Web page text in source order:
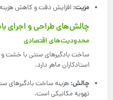
مزیت: افزایش دقت و کاهش
چالش‌های طراحی و اجرای
محدودیت‌های اقتصادی
ساخت بادگیرهای سنتی با خشت و
استادکاران ماهر دارد.
چالش:
تهویه مکانیکی است.